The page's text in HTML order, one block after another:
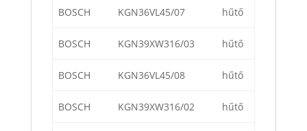
BOSCH KGN36VL45/07 hűtő
BOSCH KGN39XW316/03 hűtő
BOSCH KGN36VL45/08 hűtő
BOSCH KGN39XW316/02 hűtő